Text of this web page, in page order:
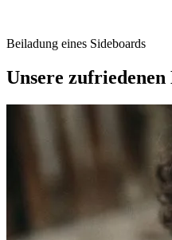
Beiladung eines Sideboards
Unsere zufriedenen